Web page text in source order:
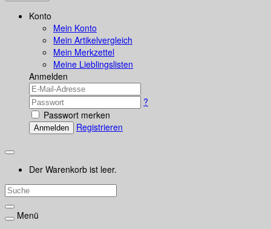
Konto
Mein Konto
Mein Artikelvergleich
Mein Merkzettel
Meine Lieblingslisten
Anmelden
?
Passwort merken
Anmelden Registrieren
Der Warenkorb ist leer.
Menü